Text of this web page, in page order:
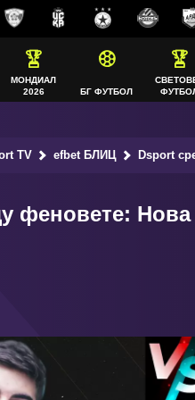
МОНДИАЛ
2026
БГ ФУТБОЛ
TV efbet БЛИЦ Dsport
феновете: